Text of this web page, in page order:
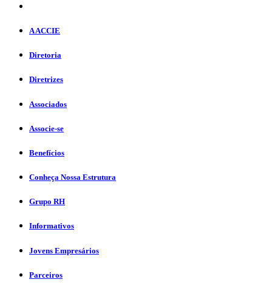
A ACCIE
Diretoria
Diretrizes
Associados
Associe-se
Benefícios
Conheça Nossa Estrutura
Grupo RH
Informativos
Jovens Empresários
Parceiros